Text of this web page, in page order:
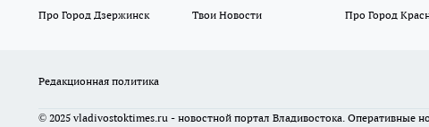
Про Город Дзержинск
Твои Новости Про Город
Редакционная политика
© 2025 vladivostoktimes.ru - новостной портал Владивостока. Оперативные